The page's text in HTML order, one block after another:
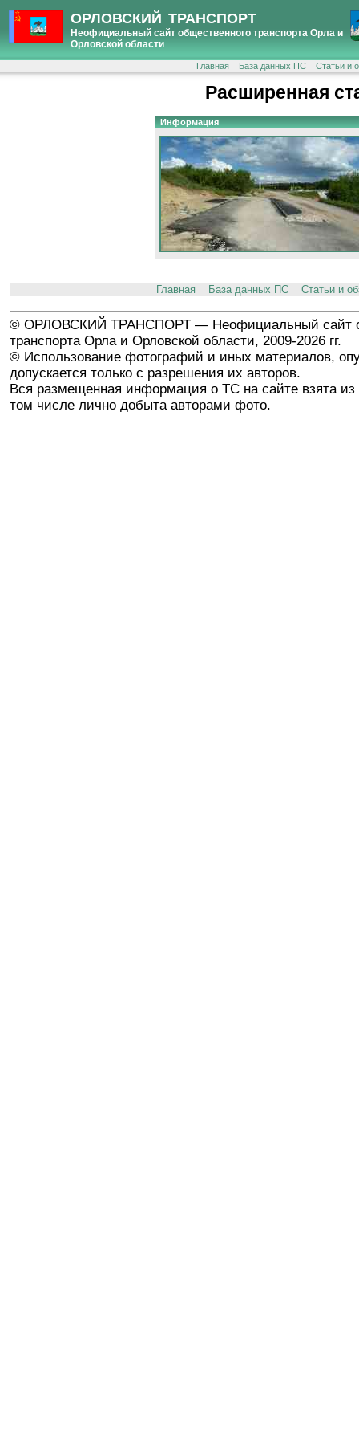
ОРЛОВСКИЙ ТРАНСПОРТ
Неофициальный сайт общественного транспорта Орла и
Орловской области
Главная База данных ПС Статьи и
Расширенная
Информация
Главная База данных ПС Статьи и
© ОРЛОВСКИЙ ТРАНСПОРТ — Неофициальный сайт
транспорта Орла и Орловской области, 2009-2026 гг.
© Использование фотографий и иных материалов,
допускается только с разрешения их авторов.
Вся размещенная информация о ТС на сайте взята из
том числе лично добыта авторами фото.